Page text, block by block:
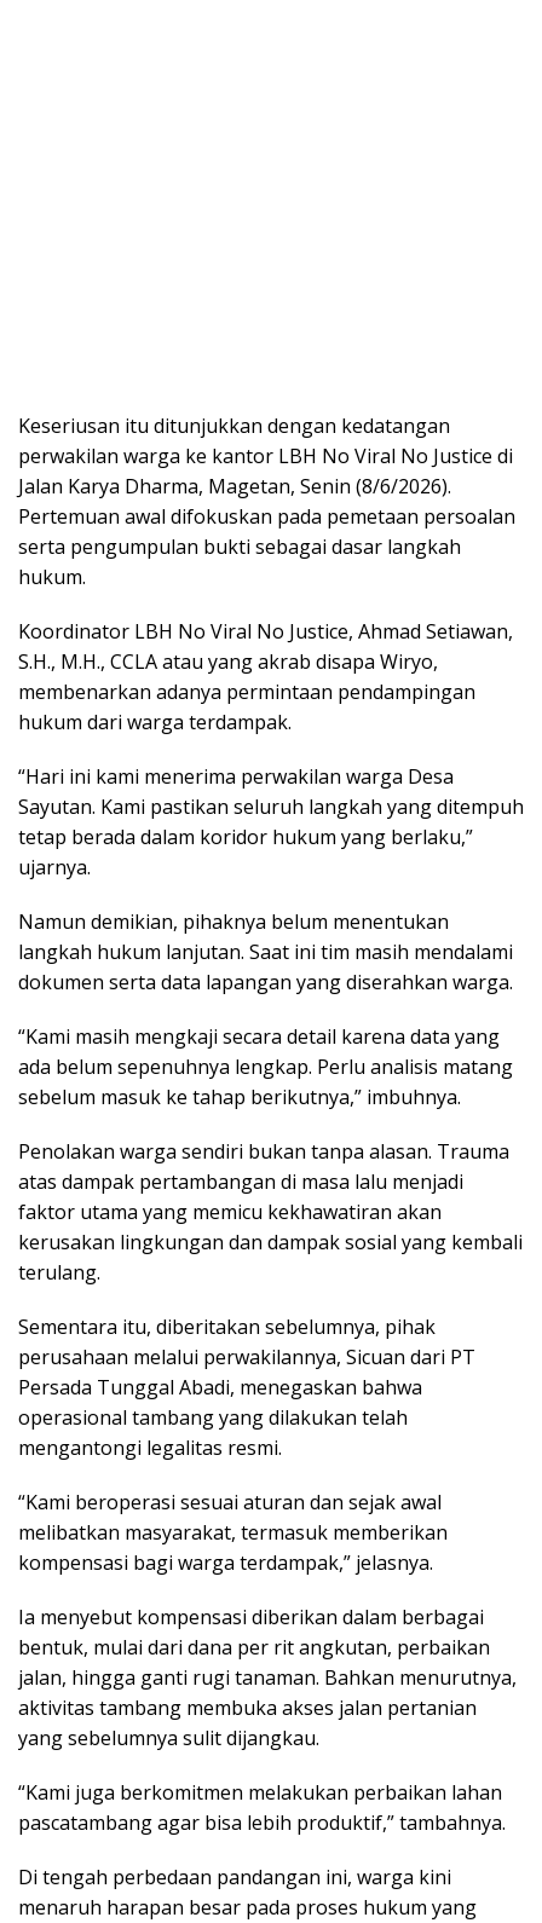
Keseriusan itu ditunjukkan dengan kedatangan
perwakilan warga ke kantor LBH No Viral No Justice di
Jalan Karya Dharma, Magetan, Senin (8/6/2026).
Pertemuan awal difokuskan pada pemetaan persoalan
serta pengumpulan bukti sebagai dasar langkah
hukum.
Koordinator LBH No Viral No Justice, Ahmad Setiawan,
S.H., M.H., CCLA atau yang akrab disapa Wiryo,
membenarkan adanya permintaan pendampingan
hukum dari warga terdampak.
“Hari ini kami menerima perwakilan warga Desa
Sayutan. Kami pastikan seluruh langkah yang ditempuh
tetap berada dalam koridor hukum yang berlaku,”
ujarnya.
Namun demikian, pihaknya belum menentukan
langkah hukum lanjutan. Saat ini tim masih mendalami
dokumen serta data lapangan yang diserahkan warga.
“Kami masih mengkaji secara detail karena data yang
ada belum sepenuhnya lengkap. Perlu analisis matang
sebelum masuk ke tahap berikutnya,” imbuhnya.
Penolakan warga sendiri bukan tanpa alasan. Trauma
atas dampak pertambangan di masa lalu menjadi
faktor utama yang memicu kekhawatiran akan
kerusakan lingkungan dan dampak sosial yang kembali
terulang.
Sementara itu, diberitakan sebelumnya, pihak
perusahaan melalui perwakilannya, Sicuan dari PT
Persada Tunggal Abadi, menegaskan bahwa
operasional tambang yang dilakukan telah
mengantongi legalitas resmi.
“Kami beroperasi sesuai aturan dan sejak awal
melibatkan masyarakat, termasuk memberikan
kompensasi bagi warga terdampak,” jelasnya.
Ia menyebut kompensasi diberikan dalam berbagai
bentuk, mulai dari dana per rit angkutan, perbaikan
jalan, hingga ganti rugi tanaman. Bahkan menurutnya,
aktivitas tambang membuka akses jalan pertanian
yang sebelumnya sulit dijangkau.
“Kami juga berkomitmen melakukan perbaikan lahan
pascatambang agar bisa lebih produktif,” tambahnya.
Di tengah perbedaan pandangan ini, warga kini
menaruh harapan besar pada proses hukum yang